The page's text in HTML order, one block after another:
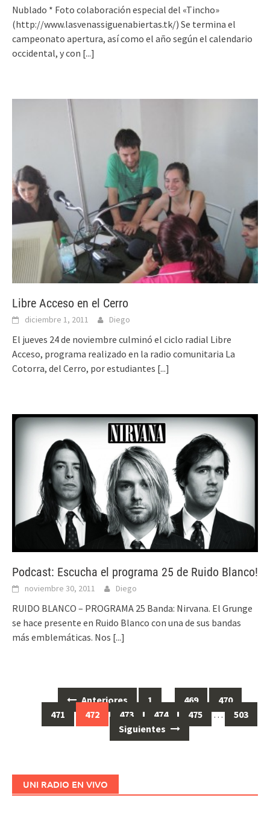
Nublado * Foto colaboración especial del «Tincho»
(http://www.lasvenassiguenabiertas.tk/) Se termina el
campeonato apertura, así como el año según el calendario
occidental, y con [...]
Libre Acceso en el Cerro
diciembre 1, 2011 Diego
El jueves 24 de noviembre culminó el ciclo radial Libre
Acceso, programa realizado en la radio comunitaria La
Cotorra, del Cerro, por estudiantes [...]
Podcast: Escucha el programa 25 de Ruido Blanco!
noviembre 30, 2011 Diego
RUIDO BLANCO – PROGRAMA 25 Banda: Nirvana. El Grunge
se hace presente en Ruido Blanco con una de sus bandas
más emblemáticas. Nos [...]
Anteriores 1 … 469
470
471
472 473 474 475 …
503
Siguientes
UNI RADIO EN VIVO